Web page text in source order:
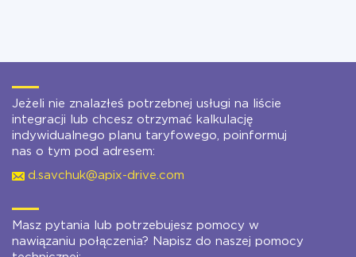
Jeżeli nie znalazłeś potrzebnej usługi na liście
integracji lub chcesz otrzymać kalkulację
indywidualnego planu taryfowego, poinformuj
nas o tym pod adresem:
d.savchuk@apix-drive.com
Masz pytania lub potrzebujesz pomocy w
nawiązaniu połączenia? Napisz do naszej pomocy